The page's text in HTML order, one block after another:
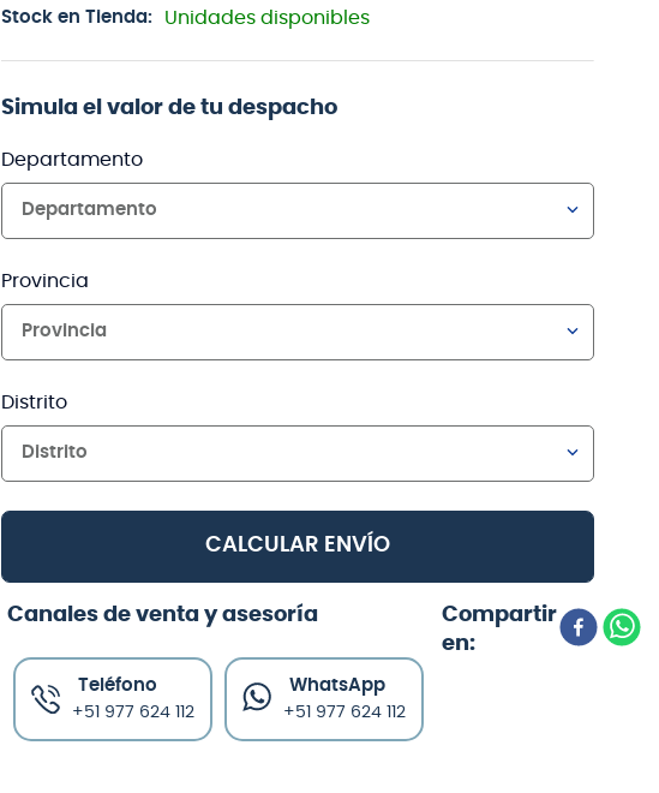
Stock en Tienda: Unidades disponibles
Simula el valor de tu despacho
Departamento
Departamento
Provincia
Provincia
Distrito
Distrito
CALCULAR ENVÍO
Canales de venta y asesoría
Teléfono
+51 977 624 112
WhatsApp
+51 977 624 112